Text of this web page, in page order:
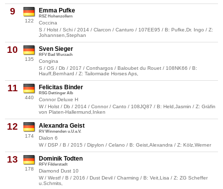
9
122
Emma Pufke
RSZ Hohenzollern
Coccina
S / Holst / Schi / 2014 / Clarcon / Canturo / 107EE95 / B: Pufke,Dr. Ingo / Z:
Johannsen,Stephan
10
135
Sven Sieger
RFV Bad Wurzach
Congina
S / OS / Db / 2017 / Conthargos / Baloubet du Rouet / 108NK66 / B:
Hauff,Bernhard / Z: Tailormade Horses Aps,
11
440
Felicitas Binder
RSG Dettinger Alb
Connor Deluxe H
W / Holst / Db / 2014 / Connor / Canto / 108JQ87 / B: Held,Jasmin / Z: Gräfin
von Platen-Hallermund,Inken
12
174
Alexandra Geist
RV Winnenden u.U.e.V.
Dialon 6
W / DSP / B / 2015 / Dipylon / Celano / B: Geist,Alexandra / Z: Kölz,Werner
13
178
Dominik Todten
RFV Filderstadt
Diamond Dust 10
W / Westf / B / 2016 / Dust Devil / Charming / B: Veit,Lisa / Z: ZG Scheffer
u.Schmits,